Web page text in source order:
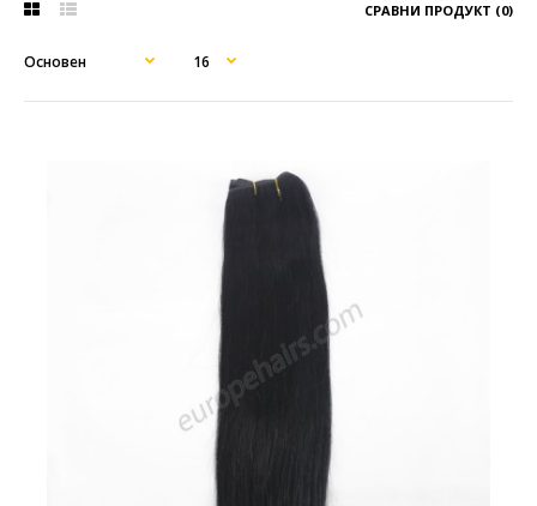
СРАВНИ ПРОДУКТ (0)